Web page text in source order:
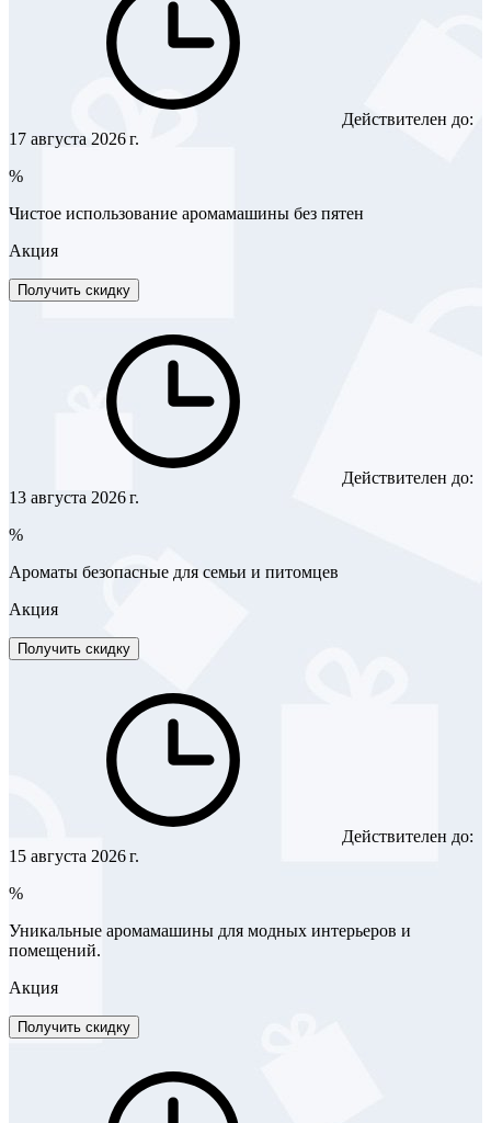
Действителен до:
17 августа 2026 г.
%
Чистое использование аромамашины без пятен
Акция
Получить скидку
Действителен до:
13 августа 2026 г.
%
Ароматы безопасные для семьи и питомцев
Акция
Получить скидку
Действителен до:
15 августа 2026 г.
%
Уникальные аромамашины для модных интерьеров и
помещений.
Акция
Получить скидку